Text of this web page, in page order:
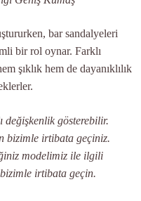
bar sandalyeleri
bir rol oynar. Farklı
şıklık hem de dayanıklılık
değişkenlik gösterebilir.
bizimle irtibata geçiniz.
modelimiz ile ilgili
irtibata geçin.